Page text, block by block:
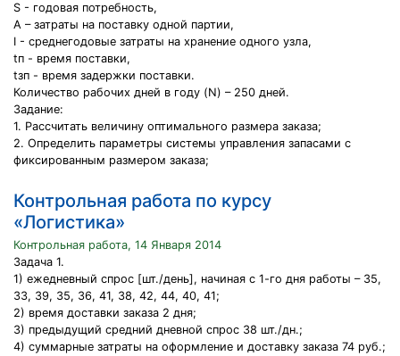
S - годовая потребность,
А – затраты на поставку одной партии,
I - среднегодовые затраты на хранение одного узла,
tп - время поставки,
tзп - время задержки поставки.
Количество рабочих дней в году (N) – 250 дней.
Задание:
1. Рассчитать величину оптимального размера заказа;
2. Определить параметры системы управления запасами с
фиксированным размером заказа;
Контрольная работа по курсу
«Логистика»
Контрольная работа, 14 Января 2014
Задача 1.
1) ежедневный спрос [шт./день], начиная с 1-го дня работы – 35,
33, 39, 35, 36, 41, 38, 42, 44, 40, 41;
2) время доставки заказа 2 дня;
3) предыдущий средний дневной спрос 38 шт./дн.;
4) суммарные затраты на оформление и доставку заказа 74 руб.;